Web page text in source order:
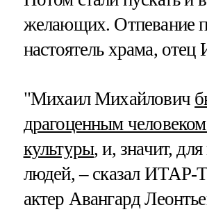
желающих. Отпевание
настоятель храма, отец
"Михаил Михайлович
драгоценным
культуры, и, значит, для
людей, – сказал
актер Авангард